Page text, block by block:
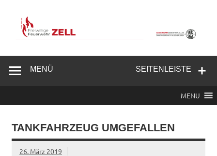
springen
Feuerwehr
SEITENLEISTE
MENÜ
MENU
TANKFAHRZEUG UMGEFALLEN
26. März 2019